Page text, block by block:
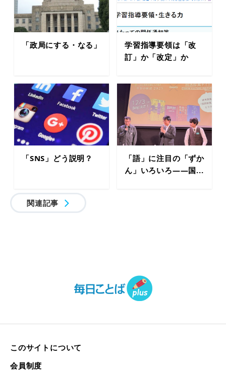
「政局にする・なる」
学習指導要領は「改
訂」か「改定」か
「SNS」どう説明？
「語」に注目の「ずか
ん」いろいろ――国...
関連記事
このサイトについて
会員制度